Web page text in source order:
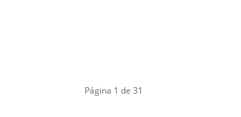
Página 1 de 31